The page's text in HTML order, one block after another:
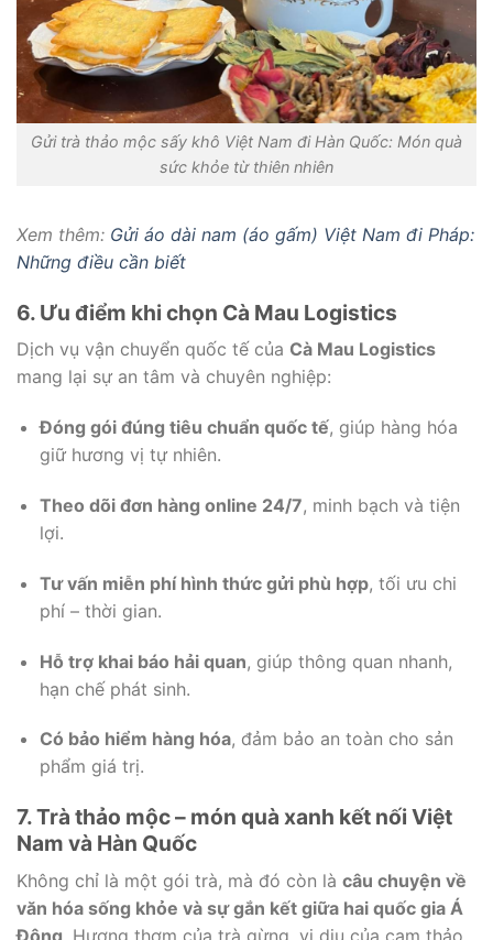
Gửi trà thảo mộc sấy khô Việt Nam đi Hàn Quốc: Món quà
sức khỏe từ thiên nhiên
Xem thêm: Gửi áo dài nam (áo gấm) Việt Nam đi Pháp:
Những điều cần biết
6. Ưu điểm khi chọn Cà Mau Logistics
Dịch vụ vận chuyển quốc tế của Cà Mau Logistics
mang lại sự an tâm và chuyên nghiệp:
Đóng gói đúng tiêu chuẩn quốc tế, giúp hàng hóa
giữ hương vị tự nhiên.
Theo dõi đơn hàng online 24/7, minh bạch và tiện
lợi.
Tư vấn miễn phí hình thức gửi phù hợp, tối ưu chi
phí – thời gian.
Hỗ trợ khai báo hải quan, giúp thông quan nhanh,
hạn chế phát sinh.
Có bảo hiểm hàng hóa, đảm bảo an toàn cho sản
phẩm giá trị.
7. Trà thảo mộc – món quà xanh kết nối Việt
Nam và Hàn Quốc
Không chỉ là một gói trà, mà đó còn là câu chuyện về
văn hóa sống khỏe và sự gắn kết giữa hai quốc gia Á
Đông . Hương thơm của trà gừng, vị dịu của cam thảo